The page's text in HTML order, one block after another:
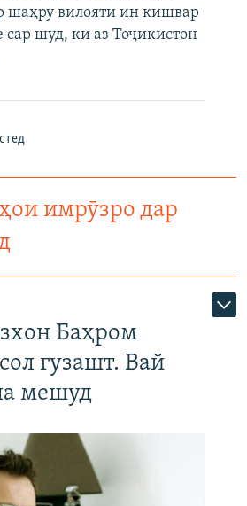
RL
шаҳру вилояти ин кишвар
шуд, ки аз Тоҷикистон
имрӯзро дар
Баҳром
гузашт. Вай
мешуд